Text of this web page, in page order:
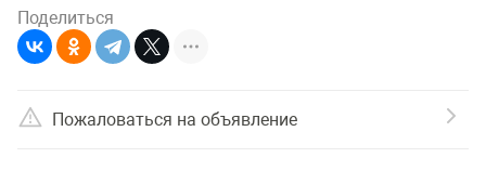
Поделиться
Пожаловаться на объявление